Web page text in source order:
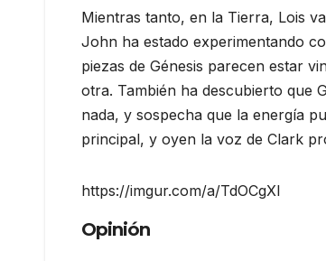
Mientras tanto, en la Tierra, Lois
John ha estado experimentando
piezas de Génesis parecen estar
otra. También ha descubierto que
nada, y sospecha que la energía
principal, y oyen la voz de Clark
https://imgur.com/a/TdOCgXl
Opinión